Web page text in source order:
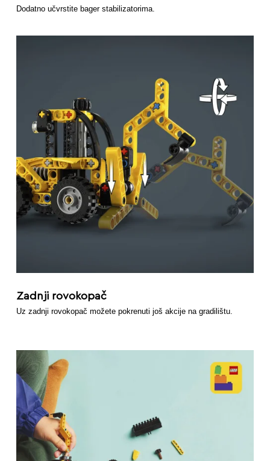
Dodatno učvrstite bager stabilizatorima.
Zadnji rovokopač
Uz zadnji rovokopač možete pokrenuti još akcije na gradilištu.